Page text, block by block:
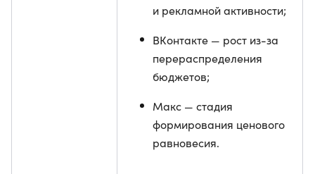
и рекламной активности;
ВКонтакте — рост из-за
перераспределения
бюджетов;
Макс — стадия
формирования ценового
равновесия.